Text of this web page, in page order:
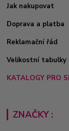
Jak nakupovat
Doprava a platba
Reklamační řád
Velikostní tabulky
KATALOGY PRO
ZNAČKY :